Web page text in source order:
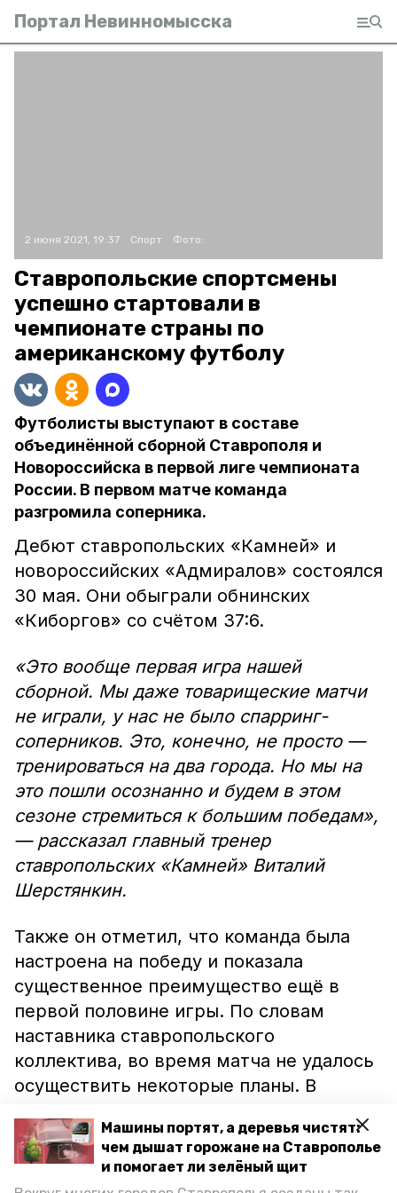
Машины портят, а деревья чистят:
чем дышат горожане на Ставрополье
и помогает ли зелёный щит
Портал Невинномысска
2 июня 2021, 19:37 Спорт Фото:
Ставропольские спортсмены
успешно стартовали в
чемпионате страны по
американскому футболу
Футболисты выступают в составе
объединённой сборной Ставрополя и
Новороссийска в первой лиге чемпионата
России. В первом матче команда
разгромила соперника.
Дебют ставропольских «Камней» и
новороссийских «Адмиралов» состоялся
30 мая. Они обыграли обнинских
«Киборгов» со счётом 37:6.
«Это вообще первая игра нашей
сборной. Мы даже товарищеские матчи
не играли, у нас не было спарринг-
соперников. Это, конечно, не просто —
тренироваться на два города. Но мы на
это пошли осознанно и будем в этом
сезоне стремиться к большим победам»,
— рассказал главный тренер
ставропольских «Камней» Виталий
Шерстянкин.
Также он отметил, что команда была
настроена на победу и показала
существенное преимущество ещё в
первой половине игры. По словам
наставника ставропольского
коллектива, во время матча не удалось
осуществить некоторые планы. В
этим справиться.